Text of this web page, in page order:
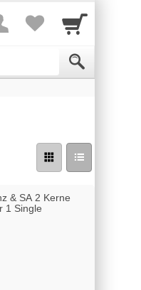
& SA 2 Kerne
1 Single